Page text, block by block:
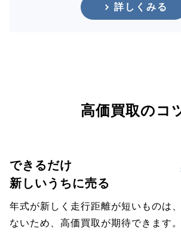
詳しくみる
高価買取のコ
できるだけ
新しいうちに売る
年式が新しく走行距離が短いものは
ないため、高価買取が期待できます